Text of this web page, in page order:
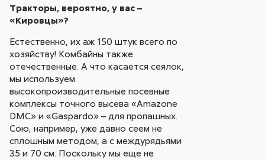
Тракторы, вероятно, у вас –
«Кировцы»?
Естественно, их аж 150 штук всего по
хозяйству! Комбайны также
отечественные. А что касается сеялок,
мы используем
высокопроизводительные посевные
комплексы точного высева «Amazone
DMC» и «Gaspardo» – для пропашных.
Сою, например, уже давно сеем не
сплошным методом, а с междурядьями
35 и 70 см. Поскольку мы еще не